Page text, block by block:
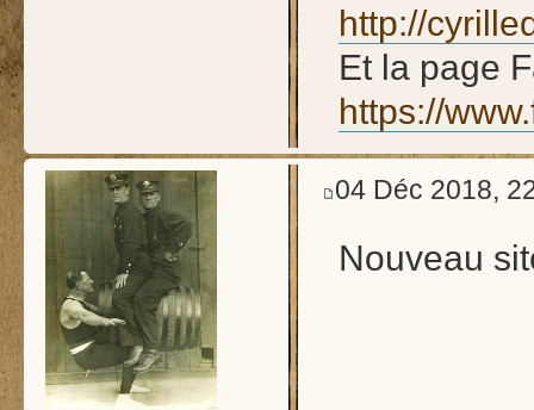
http://
Et la page
https://
04 Déc 2018,
Nouveau